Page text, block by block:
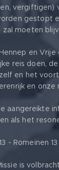
vergiftigen)
gestopt
zal moeten
en Vrije
reis doen,
en het
en onze
aangereikte
als het
- Romeinen
is